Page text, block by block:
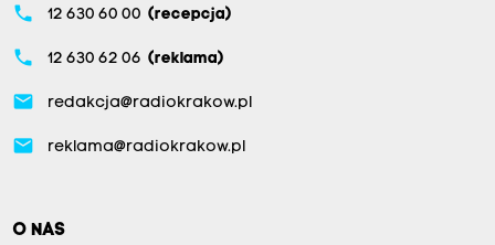
phone 12 630 60 00 (recepcja)
phone 12 630 62 06 (reklama)
email redakcja@radiokrakow.pl
email reklama@radiokrakow.pl
O NAS